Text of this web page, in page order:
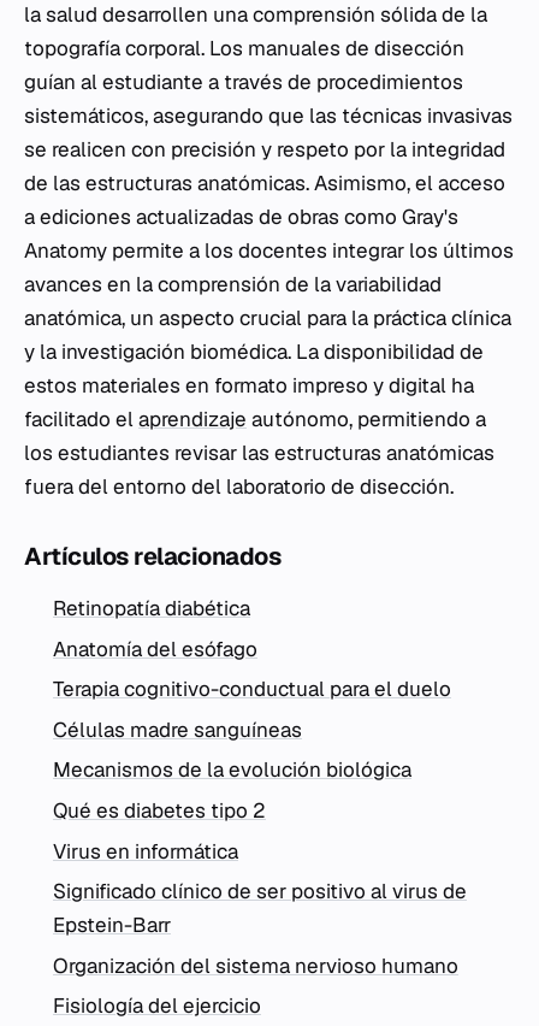
la salud desarrollen una comprensión sólida de la
topografía corporal. Los manuales de disección
guían al estudiante a través de procedimientos
sistemáticos, asegurando que las técnicas invasivas
se realicen con precisión y respeto por la integridad
de las estructuras anatómicas. Asimismo, el acceso
a ediciones actualizadas de obras como Gray's
Anatomy permite a los docentes integrar los últimos
avances en la comprensión de la variabilidad
anatómica, un aspecto crucial para la práctica clínica
y la investigación biomédica. La disponibilidad de
estos materiales en formato impreso y digital ha
facilitado elaprendizaje autónomo, permitiendo a
los estudiantes revisar las estructuras anatómicas
fuera del entorno del laboratorio de disección.
Artículos relacionados
Retinopatía diabética
Anatomía del esófago
Terapia cognitivo-conductual para el duelo
Células madre sanguíneas
Mecanismos de la evolución biológica
Qué es diabetes tipo 2
Virus en informática
Significado clínico de ser positivo al virus de
Epstein-Barr
Organización del sistema nervioso humano
Fisiología del ejercicio